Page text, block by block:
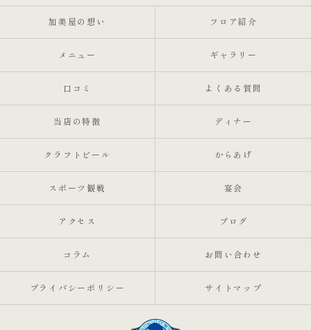
加美屋の想い フロア紹介
メニュー ギャラリー
口コミ よくある質問
当店の特徴 ディナー
クラフトビール からあげ
スポーツ観戦 宴会
アクセス ブログ
コラム お問い合わせ
プライバシーポリシー サイトマップ